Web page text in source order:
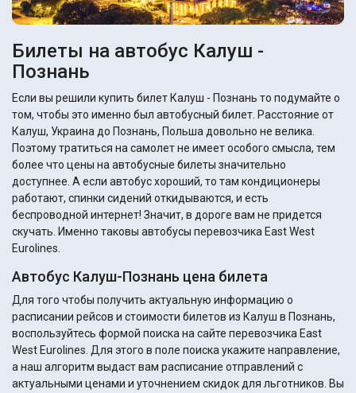
Билеты на автобус Калуш -
Познань
Если вы решили купить билет Калуш - Познань то подумайте о
том, чтобы это именно был автобусный билет. Расстояние от
Калуш, Украина до Познань, Польша довольно не велика.
Поэтому тратиться на самолет не имеет особого смысла, тем
более что цены на автобусные билеты значительно
доступнее. А если автобус хороший, то там кондиционеры
работают, спинки сидений откидываются, и есть
беспроводной интернет! Значит, в дороге вам не придется
скучать. Именно таковы автобусы перевозчика East West
Eurolines.
Автобус Калуш-Познань цена билета
Для того чтобы получить актуальную информацию о
расписании рейсов и стоимости билетов из Калуш в Познань,
воспользуйтесь формой поиска на сайте перевозчика East
West Eurolines. Для этого в поле поиска укажите направление,
а наш алгоритм выдаст вам расписание отправлений с
актуальными ценами и уточнением скидок для льготников. Вы